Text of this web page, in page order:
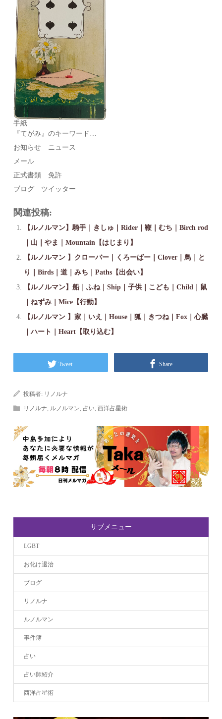
手紙
『てがみ』のキーワード…
お知らせ ニュース
メール
正式書類 免許
ブログ ツイッター
関連投稿:
【ルノルマン】騎手｜きしゅ｜Rider｜鞭｜むち｜Birch rod
｜山｜やま｜Mountain【はじまり】
【ルノルマン 】クローバー｜くろーばー｜Clover｜鳥｜と
り｜Birds｜道｜みち｜Paths【出会い】
【ルノルマン】船｜ふね｜Ship｜子供｜こども｜Child｜鼠
｜ねずみ｜Mice【行動】
【ルノルマン 】家｜いえ｜House｜狐｜きつね｜Fox｜心臓
｜ハート｜Heart【取り込む】
Tweet Share
投稿者: リノルナ
リノルナ, ルノルマン,占い,西洋占星術
サブメニュー
LGBT
お化け退治
ブログ
リノルナ
ルノルマン
事件簿
占い
占い師紹介
西洋占星術